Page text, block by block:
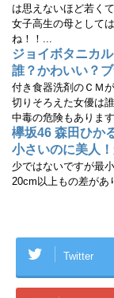
は思えないほど若く
女子高生の母として
ね！！...
ジョイボタニカ
誰？かわいい？
付き食器洗剤のＣＭ
切りそろえた女優は
中毒の危険もありま
欅坂46 森田ひか
小さいのに美人
少ではないですが最
20cm以上もの差があ
Twitter